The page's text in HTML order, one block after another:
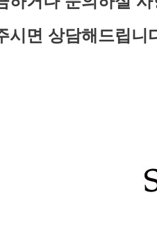
시면 상담해드립니